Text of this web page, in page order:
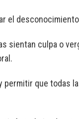
el
sientan culpa o
permitir que todas